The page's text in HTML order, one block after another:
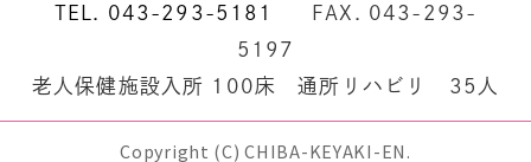
TEL. 043-293-5181
FAX. 043-293-
5197
老人保健施設入所 100床 通所リハビリ 35人
Copyright (C) CHIBA-KEYAKI-EN.